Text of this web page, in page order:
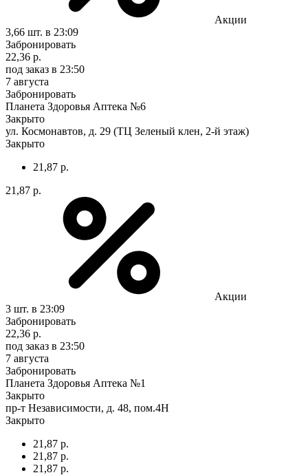
Акции
3,66 шт. в 23:09
Забронировать
22,36 р.
под заказ в 23:50
7 августа
Забронировать
Планета Здоровья Аптека №6
Закрыто
ул. Космонавтов, д. 29 (ТЦ Зеленый клен, 2-й этаж)
Закрыто
21,87 р.
21,87 р.
Акции
3 шт. в 23:09
Забронировать
22,36 р.
под заказ в 23:50
7 августа
Забронировать
Планета Здоровья Аптека №1
Закрыто
пр-т Независимости, д. 48, пом.4Н
Закрыто
21,87 р.
21,87 р.
21,87 р.